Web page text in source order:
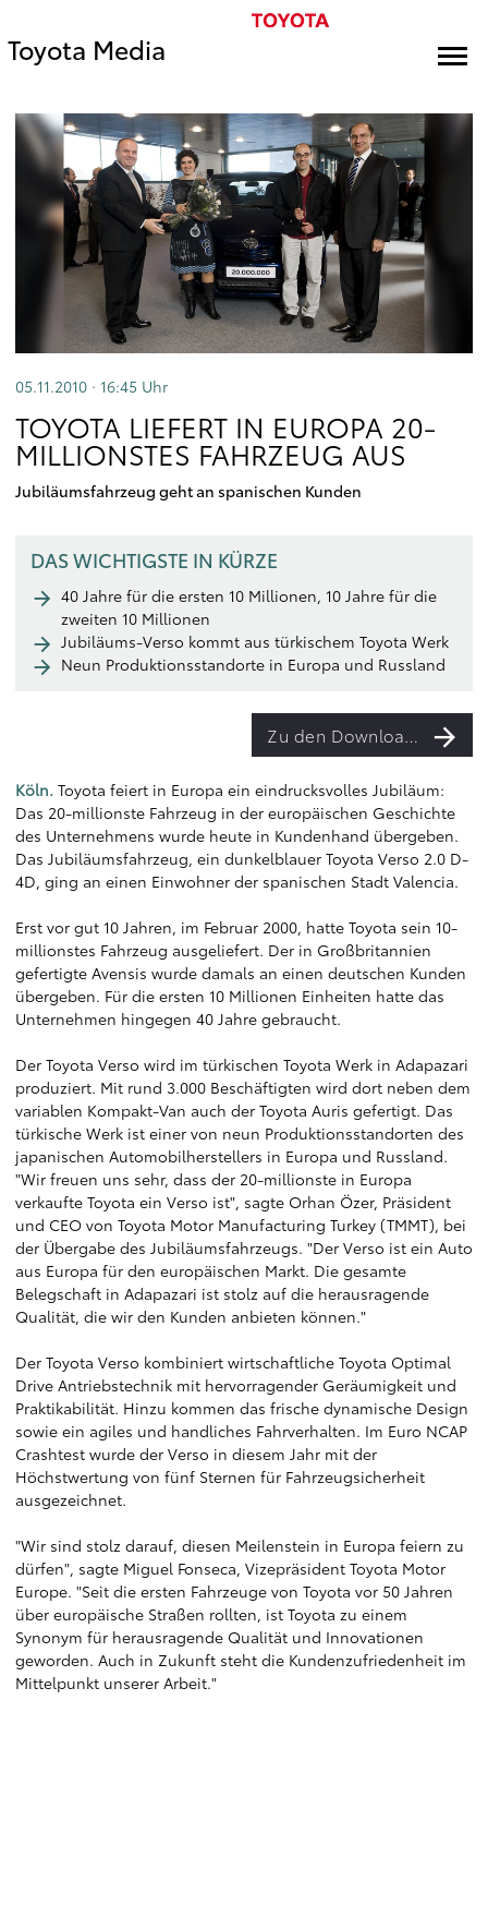
Toyota Media
05.11.2010 · 16:45 Uhr
TOYOTA LIEFERT IN EUROPA 20-
MILLIONSTES FAHRZEUG AUS
Jubiläumsfahrzeug geht an spanischen Kunden
DAS WICHTIGSTE IN KÜRZE
40 Jahre für die ersten 10 Millionen, 10 Jahre für die
zweiten 10 Millionen
Jubiläums-Verso kommt aus türkischem Toyota Werk
Neun Produktionsstandorte in Europa und Russland
Zu den Downloads
Köln. Toyota feiert in Europa ein eindrucksvolles Jubiläum:
Das 20-millionste Fahrzeug in der europäischen Geschichte
des Unternehmens wurde heute in Kundenhand übergeben.
Das Jubiläumsfahrzeug, ein dunkelblauer Toyota Verso 2.0 D-
4D, ging an einen Einwohner der spanischen Stadt Valencia.
Erst vor gut 10 Jahren, im Februar 2000, hatte Toyota sein 10-
millionstes Fahrzeug ausgeliefert. Der in Großbritannien
gefertigte Avensis wurde damals an einen deutschen Kunden
übergeben. Für die ersten 10 Millionen Einheiten hatte das
Unternehmen hingegen 40 Jahre gebraucht.
Der Toyota Verso wird im türkischen Toyota Werk in Adapazari
produziert. Mit rund 3.000 Beschäftigten wird dort neben dem
variablen Kompakt-Van auch der Toyota Auris gefertigt. Das
türkische Werk ist einer von neun Produktionsstandorten des
japanischen Automobilherstellers in Europa und Russland.
"Wir freuen uns sehr, dass der 20-millionste in Europa
verkaufte Toyota ein Verso ist", sagte Orhan Özer, Präsident
und CEO von Toyota Motor Manufacturing Turkey (TMMT), bei
der Übergabe des Jubiläumsfahrzeugs. "Der Verso ist ein Auto
aus Europa für den europäischen Markt. Die gesamte
Belegschaft in Adapazari ist stolz auf die herausragende
Qualität, die wir den Kunden anbieten können."
Der Toyota Verso kombiniert wirtschaftliche Toyota Optimal
Drive Antriebstechnik mit hervorragender Geräumigkeit und
Praktikabilität. Hinzu kommen das frische dynamische Design
sowie ein agiles und handliches Fahrverhalten. Im Euro NCAP
Crashtest wurde der Verso in diesem Jahr mit der
Höchstwertung von fünf Sternen für Fahrzeugsicherheit
ausgezeichnet.
"Wir sind stolz darauf, diesen Meilenstein in Europa feiern zu
dürfen", sagte Miguel Fonseca, Vizepräsident Toyota Motor
Europe. "Seit die ersten Fahrzeuge von Toyota vor 50 Jahren
über europäische Straßen rollten, ist Toyota zu einem
Synonym für herausragende Qualität und Innovationen
geworden. Auch in Zukunft steht die Kundenzufriedenheit im
Mittelpunkt unserer Arbeit."